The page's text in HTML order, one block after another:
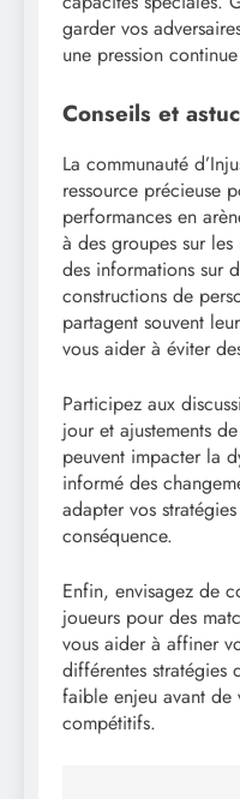
garder vos
une pression
Conseils et
La communauté
ressource précieuse
performances en
à des groupes sur
des informations sur
constructions de
partagent souvent
vous aider à éviter
Participez aux
jour et ajustements
peuvent impacter la
informé des
adapter vos
conséquence.
Enfin, envisagez de
joueurs pour des
vous aider à affiner
différentes stratégies
faible enjeu avant de
compétitifs.